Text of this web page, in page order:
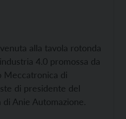
alla tavola rotonda
4.0 promossa da
Meccatronica di
di presidente del
Anie Automazione.